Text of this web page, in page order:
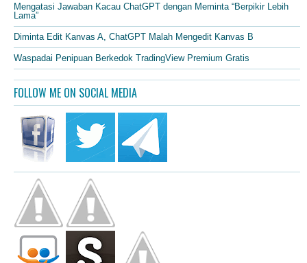
Mengatasi Jawaban Kacau ChatGPT dengan Meminta “Berpikir Lebih
Lama”
Diminta Edit Kanvas A, ChatGPT Malah Mengedit Kanvas B
Waspadai Penipuan Berkedok TradingView Premium Gratis
FOLLOW ME ON SOCIAL MEDIA